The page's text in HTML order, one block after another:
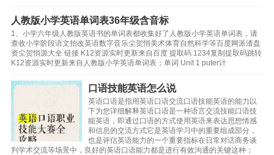
人教版小学英语单词表36年级含音标
1、小学六年级人教版英语书的单词表都收集好了人教版小学英语单词表，请
查收小学阶段语文拍改英语数字音乐尘贺悄美术体育自然科学等百度网派渣盘
资尘贺悄源大全 链接 K12资源实时更新来自百度 提取码 1234复制提取码跳转
K12资源实时更新来自人教版小学英语单词表；单词 Unit 1 puter计
口语技能英语怎么说
英语口语是指用英语口语交流口语技能英语的能力以
下为您详细解释英语口语是一种语言交流技能口语技
能英语，即通过口语的方式使用英语来表达思想情感
和信息的交流方式它是英语学习中的重要组成部分，
也是评估英语能力的一个重要指标在日常对话商务谈
判学术交流等场景中，良好的英语口语能力都是进行有效沟通的关键这种；